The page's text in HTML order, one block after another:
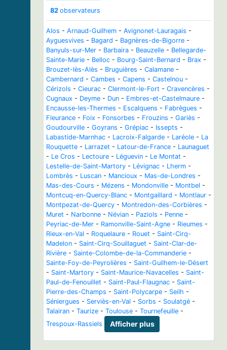
82 observateurs
Alos - Arnaud-Guilhem - Avignonet-Lauragais -
Ayguesvives - Bagard - Bagnères-de-Bigorre -
Banyuls-sur-Mer - Barbaira - Beauzelle - Bellegarde-
Sainte-Marie - Belloc - Bourg-Saint-Bernard - Brax -
Brouzet-lès-Alès - Bruguières - Calamane -
Cambernard - Cambes - Capens - Castelnou -
Cérizols - Cieurac - Clermont-le-Fort - Cravencères -
Cugnaux - Deyme - Dun - Embres-et-Castelmaure -
Encausse-les-Thermes - Escalquens - Fabrègues -
Fleurance - Foix - Fonsorbes - Frouzins - Gariès -
Goudourville - Goyrans - Grépiac - Issepts -
Labastide-Marnhac - Lacroix-Falgarde - Laréole - La
Rouquette - Larrazet - Latour-de-France - Launaguet
- Le Cros - Lectoure - Léguevin - Le Montat -
Lestelle-de-Saint-Martory - Lévignac - Lherm -
Lombrès - Luscan - Mancioux - Mas-de-Londres -
Mas-des-Cours - Mézens - Mondonville - Montbel -
Montcuq-en-Quercy-Blanc - Montgaillard - Montlaur -
Montpezat-de-Quercy - Montredon-des-Corbières -
Muret - Narbonne - Névian - Paziols - Penne -
Peyriac-de-Mer - Ramonville-Saint-Agne - Rieumes -
Rieux-en-Val - Roquelaure - Rouet - Saint-Cirq-
Madelon - Saint-Cirq-Souillaguet - Saint-Clar-de-
Rivière - Sainte-Colombe-de-la-Commanderie -
Sainte-Foy-de-Peyrolières - Saint-Guilhem-le-Désert
- Saint-Martory - Saint-Maurice-Navacelles - Saint-
Paul-de-Fenouillet - Saint-Paul-Flaugnac - Saint-
Pierre-des-Champs - Saint-Polycarpe - Seilh -
Séniergues - Serviès-en-Val - Sorbs - Soulatgé -
Talairan - Taurize - Toulouse - Tournefeuille -
Trespoux-Rassiels
Afficher plus